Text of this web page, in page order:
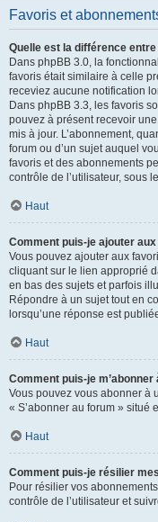
Favoris et
Quelle est la différence
Dans phpBB 3.0, la
favoris était similaire à celle
receviez aucune notification
Dans phpBB 3.3, les favoris
pouvez à présent recevoir
mis à jour. L’abonnement,
forum ou d’un sujet auquel
favoris et des abonnements
contrôle de l’utilisateur, sous
Haut
Comment puis-je ajouter
Vous pouvez ajouter aux
cliquant sur le lien approprié
en bas des sujets et parfois
Répondre à un sujet tout en
lorsqu’une réponse est
Haut
Comment puis-je
Vous pouvez vous abonner à
« S’abonner au forum » situé
Haut
Comment puis-je résilier
Pour résilier vos
contrôle de l’utilisateur et